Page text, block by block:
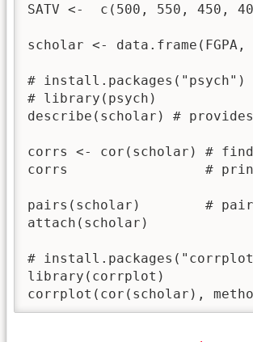
SATV <-  c(500, 550, 450,
scholar <-
# install.packages("psych")
# library(psych)
describe(scholar) #
corrs <- cor(scholar) #
corrs                 #
pairs(scholar)        #
attach(scholar)
#
library(corrplot)
corrplot(cor(scholar),